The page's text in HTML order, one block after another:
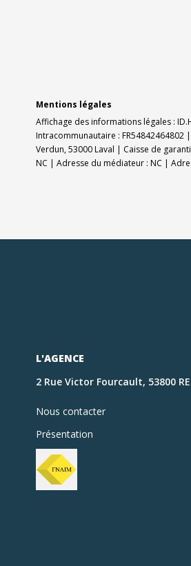
Mentions légales
Affichage des informations légales :
Intracommunautaire : FR54842464802
Verdun, 53000 Laval | Caisse de
NC | Adresse du médiateur : NC |
L'AGENCE
2 Rue Victor Fourcault, 53800
Nous contacter
Présentation